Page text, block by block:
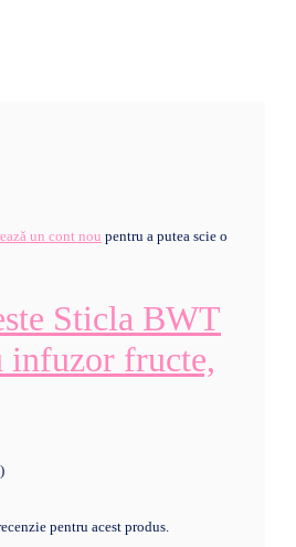
un cont nou pentru a putea scie o
Sticla BWT
fructe,
pentru acest produs.